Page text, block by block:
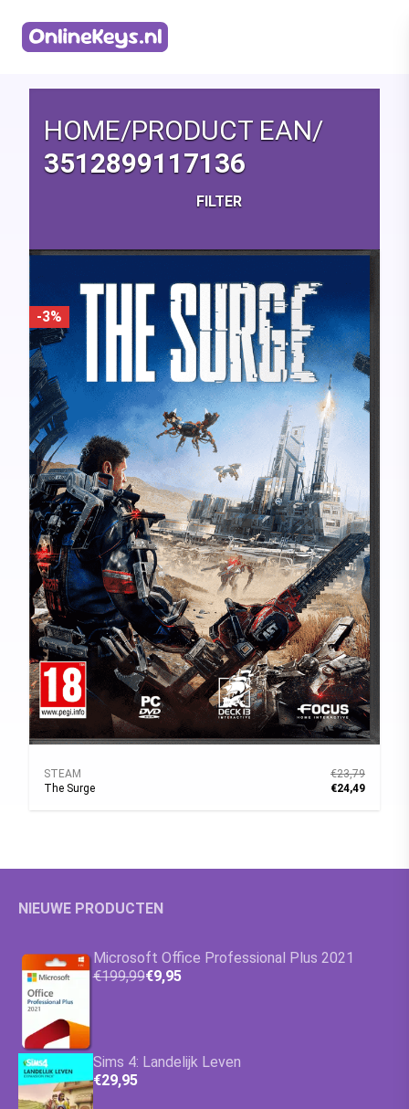
HOME/PRODUCT EAN/
3512899117136
FILTER
-3%
STEAM
The Surge
€23,79
€24,49
NIEUWE PRODUCTEN
Microsoft Office Professional Plus 2021
€199,99€9,95
Sims 4: Landelijk Leven
€29,95